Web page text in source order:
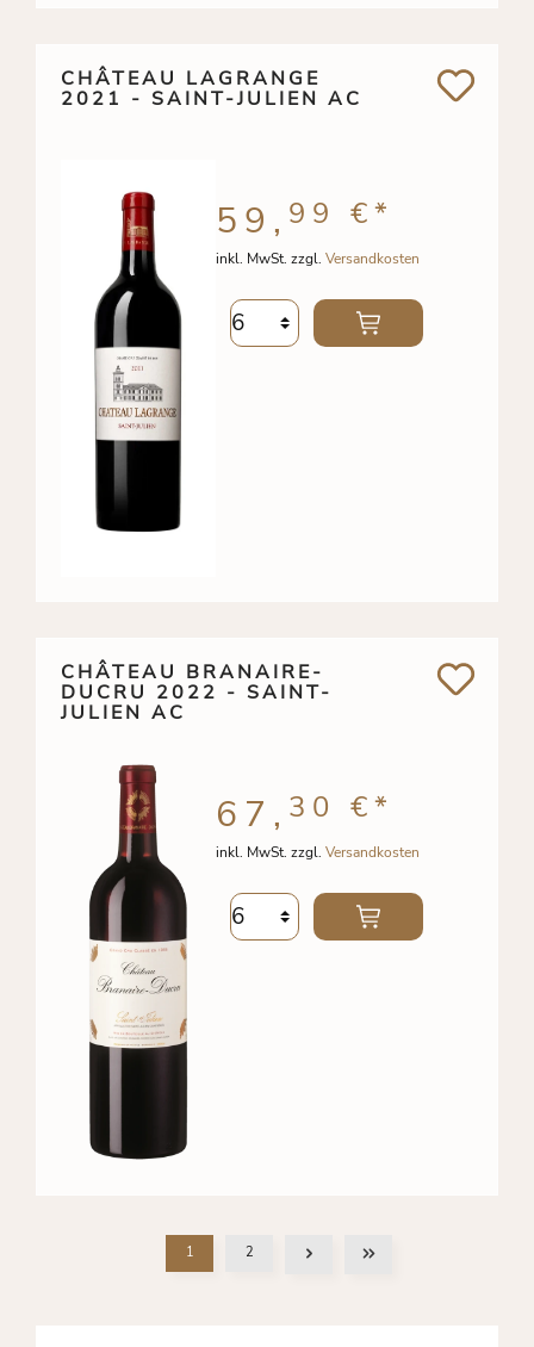
CHÂTEAU LAGRANGE
2021 - SAINT-JULIEN AC
inkl. MwSt. zzgl. Versandkosten
59, 99 €*
CHÂTEAU BRANAIRE-
DUCRU 2022 - SAINT-
JULIEN AC
inkl. MwSt. zzgl. Versandkosten
67, 30 €*
1 2